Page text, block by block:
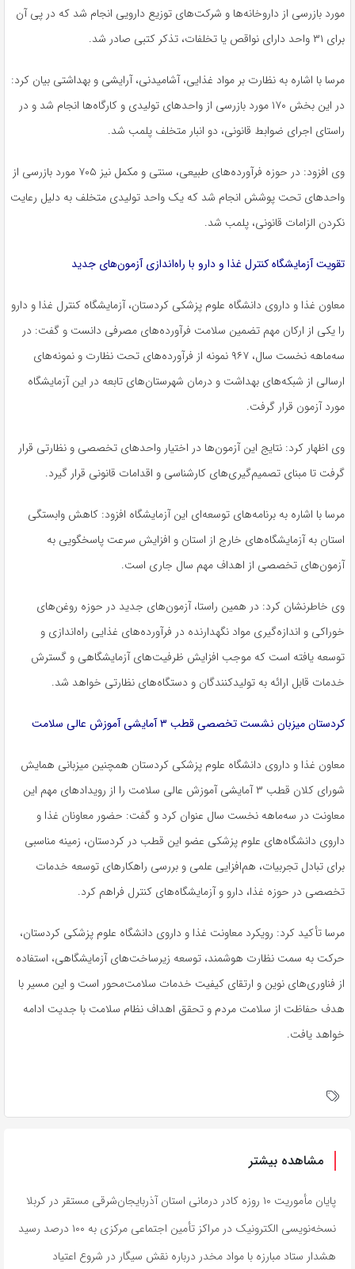
مورد بازرسی از داروخانه‌ها و شرکت‌های توزیع دارویی انجام شد که در پی آن
برای ۳۱ واحد دارای نواقص یا تخلفات، تذکر کتبی صادر شد.
مرسا با اشاره به نظارت بر مواد غذایی، آشامیدنی، آرایشی و بهداشتی بیان کرد:
در این بخش ۱۷۰ مورد بازرسی از واحدهای تولیدی و کارگاه‌ها انجام شد و در
راستای اجرای ضوابط قانونی، دو انبار متخلف پلمب شد.
وی افزود: در حوزه فرآورده‌های طبیعی، سنتی و مکمل نیز ۷۰۵ مورد بازرسی از
واحدهای تحت پوشش انجام شد که یک واحد تولیدی متخلف به دلیل رعایت
نکردن الزامات قانونی، پلمب شد.
تقویت آزمایشگاه کنترل غذا و دارو با راه‌اندازی آزمون‌های جدید
معاون غذا و داروی دانشگاه علوم پزشکی کردستان، آزمایشگاه کنترل غذا و دارو
را یکی از ارکان مهم تضمین سلامت فرآورده‌های مصرفی دانست و گفت: در
سه‌ماهه نخست سال، ۹۶۷ نمونه از فرآورده‌های تحت نظارت و نمونه‌های
ارسالی از شبکه‌های بهداشت و درمان شهرستان‌های تابعه در این آزمایشگاه
مورد آزمون قرار گرفت.
وی اظهار کرد: نتایج این آزمون‌ها در اختیار واحدهای تخصصی و نظارتی قرار
گرفت تا مبنای تصمیم‌گیری‌های کارشناسی و اقدامات قانونی قرار گیرد.
مرسا با اشاره به برنامه‌های توسعه‌ای این آزمایشگاه افزود: کاهش وابستگی
استان به آزمایشگاه‌های خارج از استان و افزایش سرعت پاسخگویی به
آزمون‌های تخصصی از اهداف مهم سال جاری است.
وی خاطرنشان کرد: در همین راستا، آزمون‌های جدید در حوزه روغن‌های
خوراکی و اندازه‌گیری مواد نگهدارنده در فرآورده‌های غذایی راه‌اندازی و
توسعه یافته است که موجب افزایش ظرفیت‌های آزمایشگاهی و گسترش
خدمات قابل ارائه به تولیدکنندگان و دستگاه‌های نظارتی خواهد شد.
کردستان میزبان نشست تخصصی قطب ۳ آمایشی آموزش عالی سلامت
معاون غذا و داروی دانشگاه علوم پزشکی کردستان همچنین میزبانی همایش
شورای کلان قطب ۳ آمایشی آموزش عالی سلامت را از رویدادهای مهم این
معاونت در سه‌ماهه نخست سال عنوان کرد و گفت: حضور معاونان غذا و
داروی دانشگاه‌های علوم پزشکی عضو این قطب در کردستان، زمینه مناسبی
برای تبادل تجربیات، هم‌افزایی علمی و بررسی راهکارهای توسعه خدمات
تخصصی در حوزه غذا، دارو و آزمایشگاه‌های کنترل فراهم کرد.
مرسا تأکید کرد: رویکرد معاونت غذا و داروی دانشگاه علوم پزشکی کردستان،
حرکت به سمت نظارت هوشمند، توسعه زیرساخت‌های آزمایشگاهی، استفاده
از فناوری‌های نوین و ارتقای کیفیت خدمات سلامت‌محور است و این مسیر با
هدف حفاظت از سلامت مردم و تحقق اهداف نظام سلامت با جدیت ادامه
خواهد یافت.
مشاهده بیشتر
پایان مأموریت ۱۰ روزه کادر درمانی استان آذربایجان‌شرقی مستقر در کربلا
نسخه‌نویسی الکترونیک در مراکز تأمین اجتماعی مرکزی به ۱۰۰ درصد رسید
هشدار ستاد مبارزه با مواد مخدر درباره نقش سیگار در شروع اعتیاد